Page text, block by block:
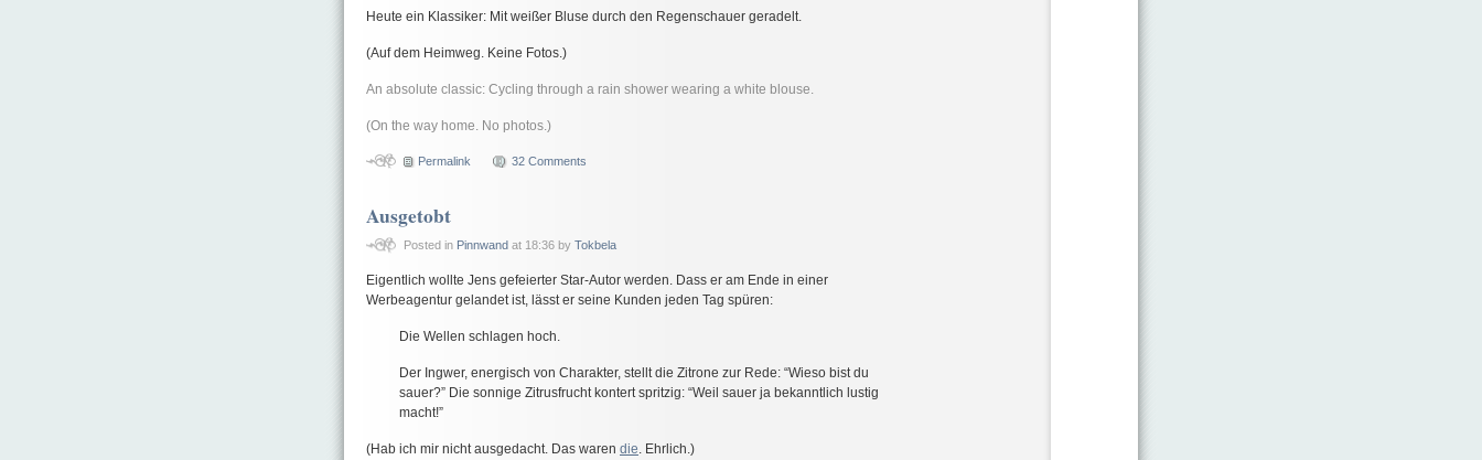
Heute ein Klassiker: Mit weißer Bluse durch den Regenschauer geradelt.
(Auf dem Heimweg. Keine Fotos.)
An absolute classic: Cycling through a rain shower wearing a white blouse.
(On the way home. No photos.)
Permalink 32 Comments
Ausgetobt
Posted in Pinnwandat 18:36 by Tokbela
Eigentlich wollte Jens gefeierter Star-Autor werden. Dass er am Ende in einer
Werbeagentur gelandet ist, lässt er seine Kunden jeden Tag spüren:
Die Wellen schlagen hoch.
Der Ingwer, energisch von Charakter, stellt die Zitrone zur Rede: “Wieso bist du
sauer?” Die sonnige Zitrusfrucht kontert spritzig: “Weil sauer ja bekanntlich lustig
macht!”
(Hab ich mir nicht ausgedacht. Das waren die . Ehrlich.)